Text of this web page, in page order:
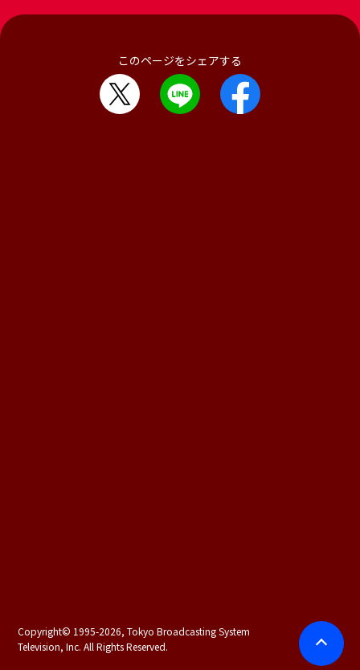
このページをシェアする
Copyright© 1995-2026, Tokyo Broadcasting System
Television, Inc. All Rights Reserved.